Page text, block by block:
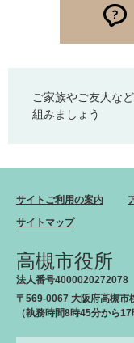
ご家族やご友人な
組みましょう
サイトご利用の案内
サイトマップ
高槻市役所
法人番号4000020272078
〒569-0067 大阪府高槻市
（執務時間8時45分から17